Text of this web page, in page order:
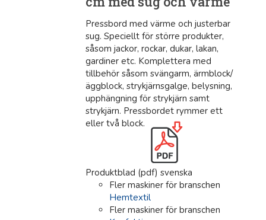
Pressbord med värme och justerbar
sug. Speciellt för större produkter,
såsom jackor, rockar, dukar, lakan,
gardiner etc. Komplettera med
tillbehör såsom svängarm, ärmblock/
äggblock, strykjärnsgalge, belysning,
upphängning för strykjärn samt
strykjärn. Pressbordet rymmer ett
eller två block.
Produktblad (pdf) svenska
Fler maskiner för branschen
Hemtextil
Fler maskiner för branschen